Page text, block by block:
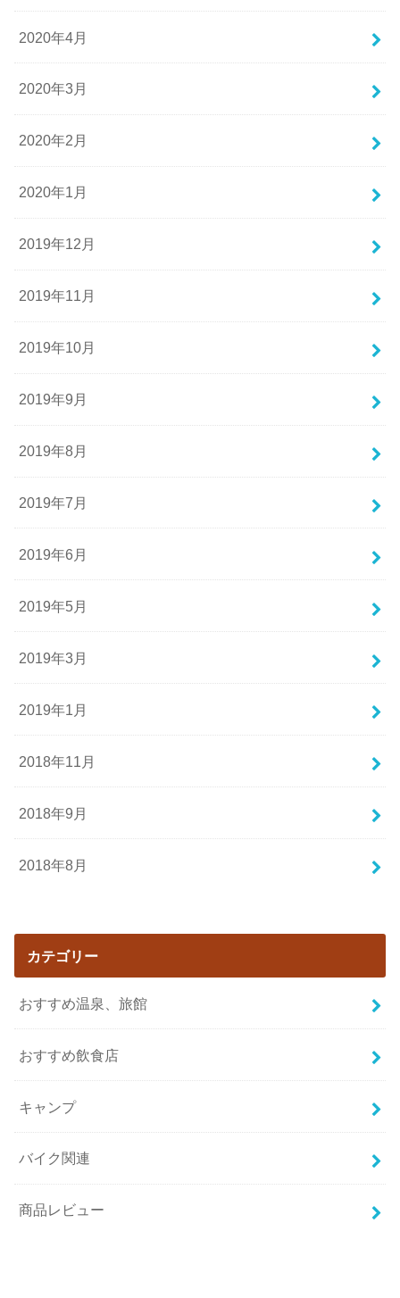
2020年4月
2020年3月
2020年2月
2020年1月
2019年12月
2019年11月
2019年10月
2019年9月
2019年8月
2019年7月
2019年6月
2019年5月
2019年3月
2019年1月
2018年11月
2018年9月
2018年8月
カテゴリー
おすすめ温泉、旅館
おすすめ飲食店
キャンプ
バイク関連
商品レビュー